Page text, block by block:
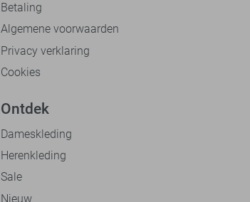
Betaling
Algemene voorwaarden
Privacy verklaring
Cookies
Ontdek
Dameskleding
Herenkleding
Sale
Nieuw